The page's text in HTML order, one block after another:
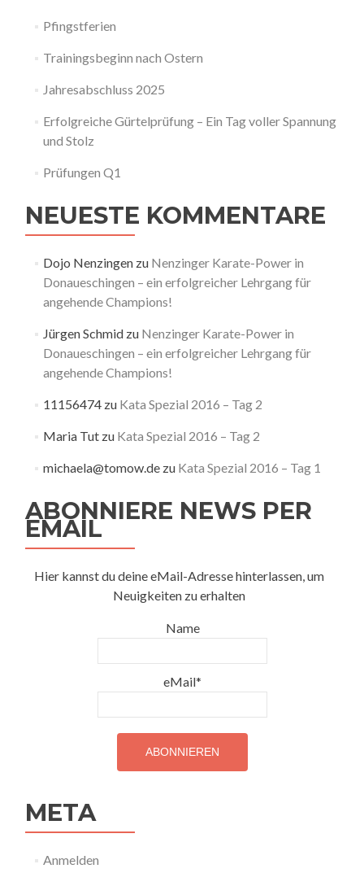
Pfingstferien
Trainingsbeginn nach Ostern
Jahresabschluss 2025
Erfolgreiche Gürtelprüfung – Ein Tag voller Spannung
und Stolz
Prüfungen Q1
NEUESTE KOMMENTARE
Dojo Nenzingenzu Nenzinger Karate-Power in
Donaueschingen – ein erfolgreicher Lehrgang für
angehende Champions!
Jürgen Schmidzu Nenzinger Karate-Power in
Donaueschingen – ein erfolgreicher Lehrgang für
angehende Champions!
11156474zu Kata Spezial 2016 – Tag 2
Maria Tutzu Kata Spezial 2016 – Tag 2
michaela@tomow.dezu Kata Spezial 2016 – Tag 1
ABONNIERE NEWS PER
EMAIL
Hier kannst du deine eMail-Adresse hinterlassen, um
Neuigkeiten zu erhalten
Name
eMail*
META
Anmelden